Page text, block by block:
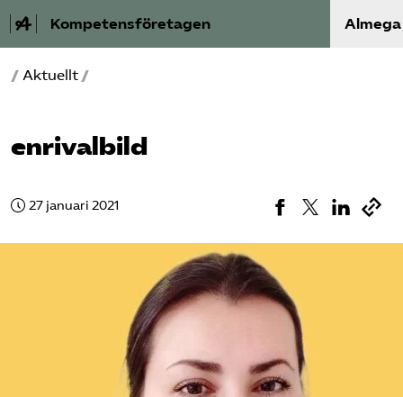
Kompetensföretagen Almega
Aktuellt
A-Ö
Kurser och aktiviteter
/ Aktuellt /
enrivalbild
27 januari 2021